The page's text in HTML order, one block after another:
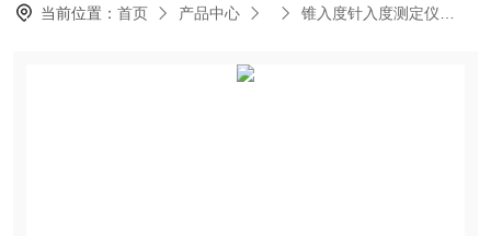
当前位置：首页 产品中心 锥入度针入度测定仪